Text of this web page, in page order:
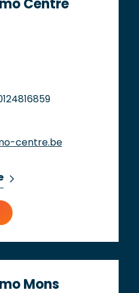
Centre
centre.be
Mons